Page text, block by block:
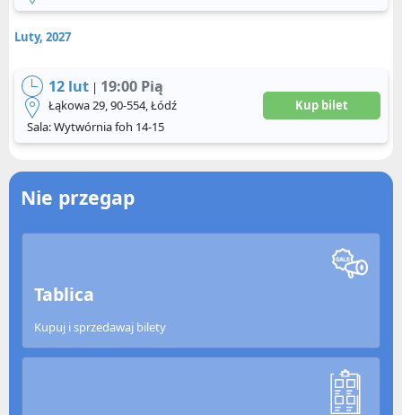
Luty, 2027
12 lut | 19:00 Pią
Łąkowa 29, 90-554, Łódź
Sala: Wytwórnia foh 14-15
Kup bilet
Nie przegap
Tablica
Kupuj i sprzedawaj bilety